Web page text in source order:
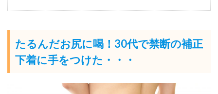
たるんだお尻に喝！30代で禁断の補正
下着に手をつけた・・・